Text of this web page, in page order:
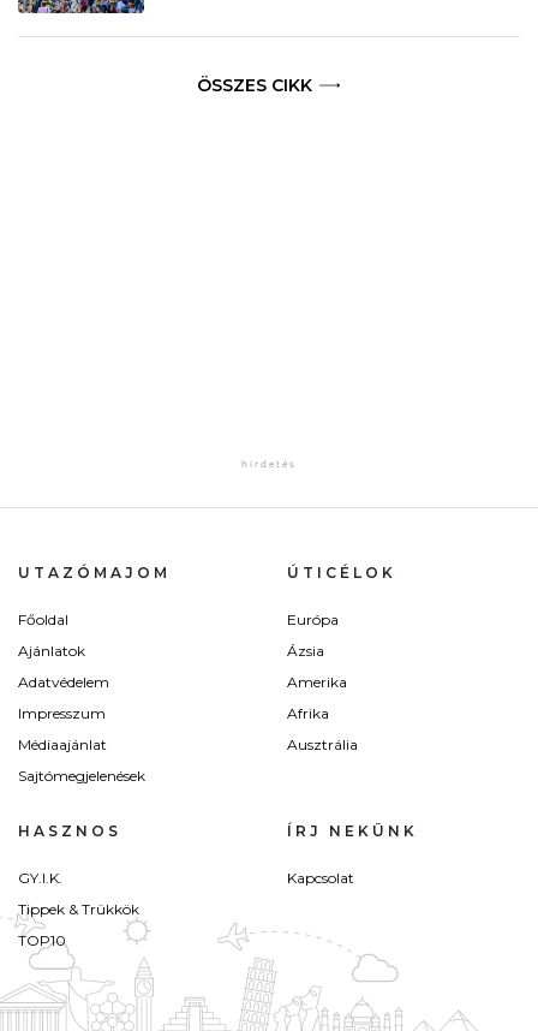
ÖSSZES CIKK
UTAZÓMAJOM
Főoldal
Ajánlatok
Adatvédelem
Impresszum
Médiaajánlat
Sajtómegjelenések
ÚTICÉLOK
Európa
Ázsia
Amerika
Afrika
Ausztrália
HASZNOS
GY.I.K.
Tippek & Trükkök
TOP10
ÍRJ NEKÜNK
Kapcsolat